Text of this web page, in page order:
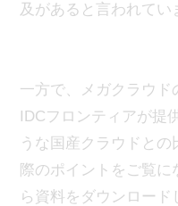
及があると言われてい
一方で、メガクラウド
IDCフロンティアが提
うな国産クラウドと
際のポイントをご覧
ら資料をダウンロード